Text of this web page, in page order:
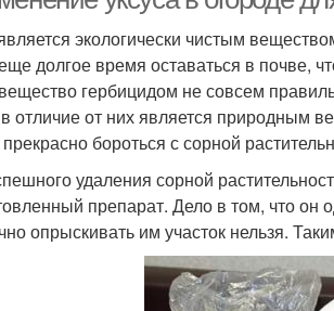
экологически чистым
долгое время оставаться в почве,
гербицидом не совсем
в отличие от них является природным
бороться с сорной
удаления сорной
препарат. Дело в том, что он
опрыскивать им участок нельзя.